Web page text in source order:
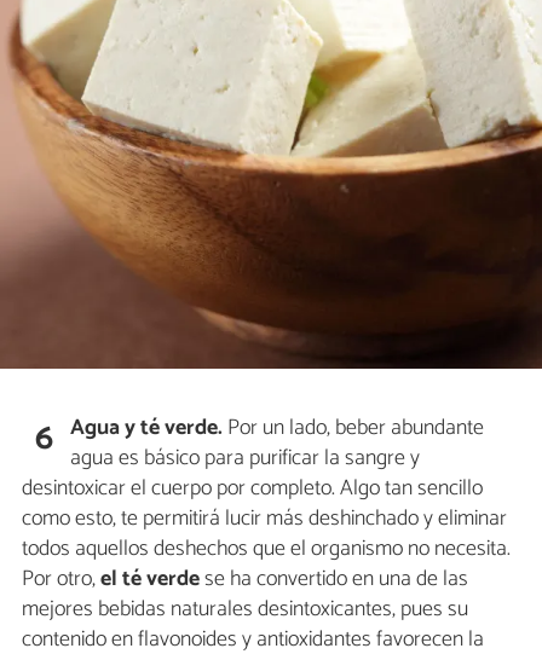
6 Agua y téverde.Por un lado, beber abundante
agua es básico para purificar la sangre y
desintoxicar el cuerpo por completo. Algo tan sencillo
como esto, te permitirá lucir más deshinchado y eliminar
todos aquellos deshechos que el organismo no necesita.
Por otro,el té verdese ha convertido en una de las
mejores bebidas naturales desintoxicantes, pues su
contenido en flavonoides y antioxidantes favorecen la